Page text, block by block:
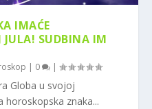
IMAĆE
JULA! SUDBINA IM
| 0 |
Globa u svojoj
horoskopska znaka...